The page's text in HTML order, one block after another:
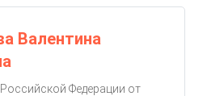
Валентина
Федерации от